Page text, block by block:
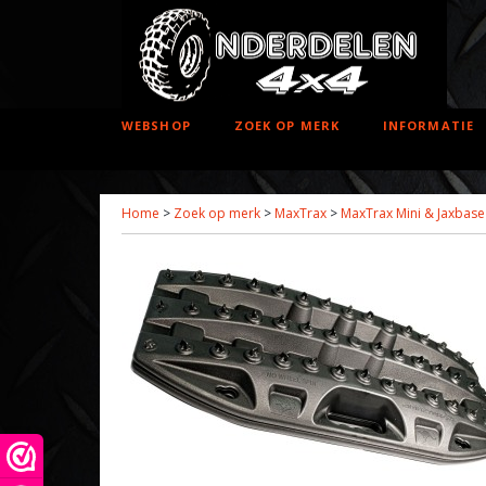
WEBSHOP ZOEK OP MERK INFORMATIE
Home > Zoek op merk > MaxTrax > MaxTrax Mini &